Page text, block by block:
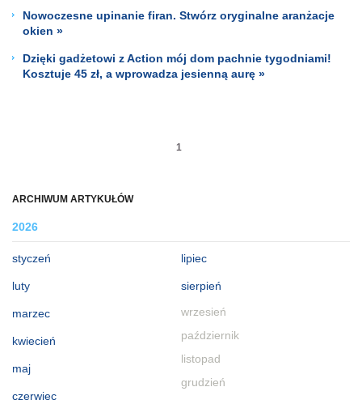
ARCHIWUM ARTYKUŁÓW
2026
styczeń
luty
marzec
kwiecień
maj
czerwiec
lipiec
sierpień
wrzesień
październik
listopad
grudzień
Nowoczesne upinanie firan. Stwórz oryginalne aranżacje
okien »
Dzięki gadżetowi z Action mój dom pachnie tygodniami!
Kosztuje 45 zł, a wprowadza jesienną aurę »
1